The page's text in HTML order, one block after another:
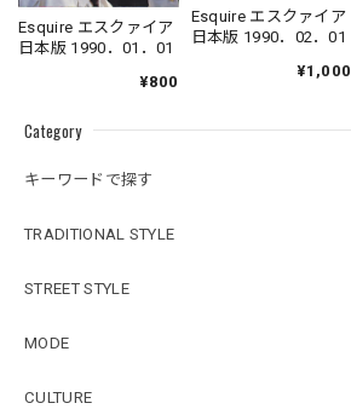
Category
キーワードで探す
TRADITIONAL STYLE
STREET STYLE
MODE
CULTURE
Esquire エスクァイア
日本版 1990．01．01
¥800
Esquire エスクァイア
日本版 1990．02．01
¥1,000